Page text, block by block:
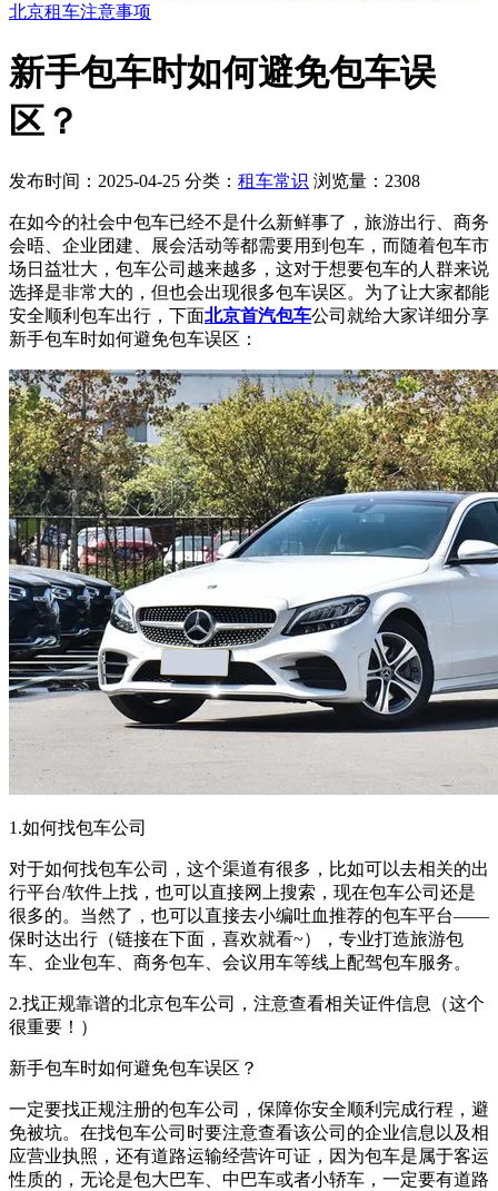
北京租车注意事项
新手包车时如何避免包车误
区？
发布时间：2025-04-25 分类： 租车常识 浏览量：2308
在如今的社会中包车已经不是什么新鲜事了，旅游出行、商务
会晤、企业团建、展会活动等都需要用到包车，而随着包车市
场日益壮大，包车公司越来越多，这对于想要包车的人群来说
选择是非常大的，但也会出现很多包车误区。为了让大家都能
安全顺利包车出行，下面北京首汽包车公司就给大家详细分享
新手包车时如何避免包车误区：
1.如何找包车公司
对于如何找包车公司，这个渠道有很多，比如可以去相关的出
行平台/软件上找，也可以直接网上搜索，现在包车公司还是
很多的。当然了，也可以直接去小编吐血推荐的包车平台——
保时达出行（链接在下面，喜欢就看~），专业打造旅游包
车、企业包车、商务包车、会议用车等线上配驾包车服务。
2.找正规靠谱的北京包车公司，注意查看相关证件信息（这个
很重要！）
新手包车时如何避免包车误区？
一定要找正规注册的包车公司，保障你安全顺利完成行程，避
免被坑。在找包车公司时要注意查看该公司的企业信息以及相
应营业执照，还有道路运输经营许可证，因为包车是属于客运
性质的，无论是包大巴车、中巴车或者小轿车，一定要有道路